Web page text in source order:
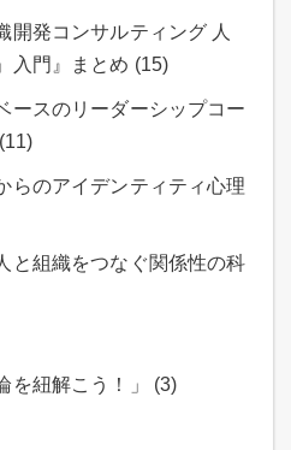
開発コンサルティング 人
入門』まとめ (15)
ースのリーダーシップコー
らのアイデンティティ心理
組織をつなぐ関係性の科
を紐解こう！」 (3)